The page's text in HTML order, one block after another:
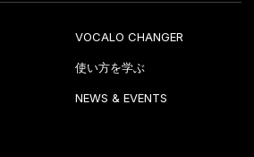
VOCALO CHANGER
使い方を学ぶ
NEWS & EVENTS